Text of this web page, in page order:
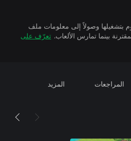
بتشغيلها وصولاً إلى معلومات ملف
تعرّف على
المراجعات المزيد